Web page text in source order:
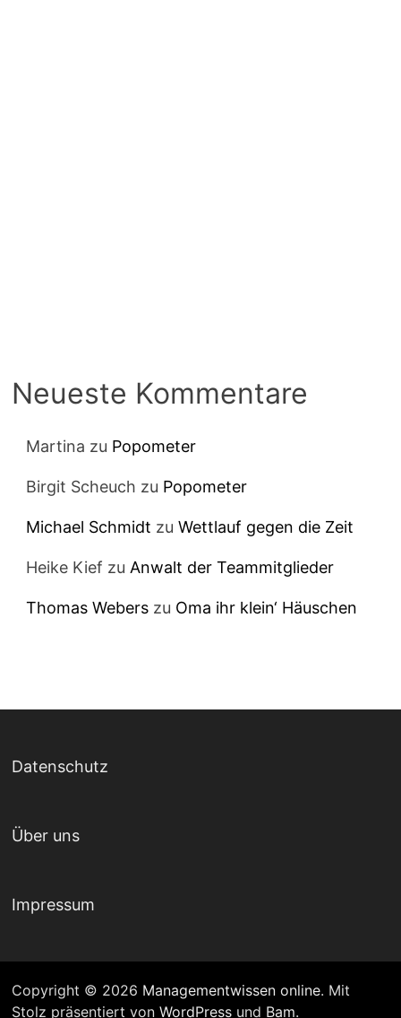
Neueste Kommentare
Martina zu Popometer
Birgit Scheuch zu Popometer
Michael Schmidt zuWettlauf gegen die Zeit
Heike Kief zuAnwalt der Teammitglieder
Thomas Webers zu Oma ihr klein‘ Häuschen
Datenschutz
Über uns
Impressum
Copyright © 2026 Managementwissen online. Mit
Stolz präsentiert vonWordPress und Bam.